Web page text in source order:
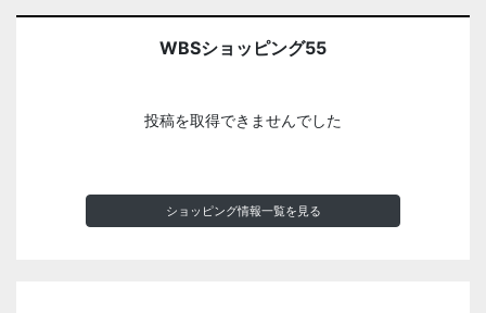
WBSショッピング55
投稿を取得できませんでした
ショッピング情報一覧を見る